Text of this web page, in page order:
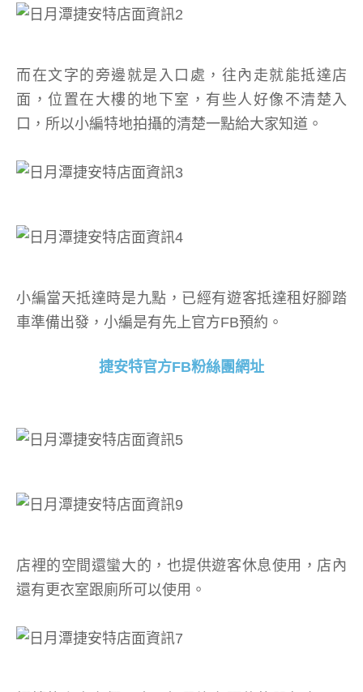
而在文字的旁邊就是入口處，往內走就能抵達店
面，位置在大樓的地下室，有些人好像不清楚入
口，所以小編特地拍攝的清楚一點給大家知道。
小編當天抵達時是九點，已經有遊客抵達租好腳踏
車準備出發，小編是有先上官方FB預約。
捷安特官方FB粉絲團網址
店裡的空間還蠻大的，也提供遊客休息使用，店內
還有更衣室跟廁所可以使用。